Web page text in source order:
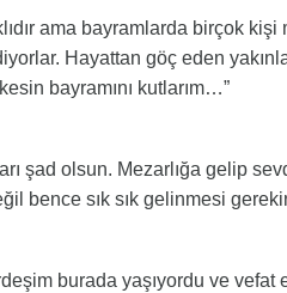
ama bayramlarda birçok kişi
Hayattan göç eden
bayramını kutlarım…”
şad olsun. Mezarlığa gelip
bence sık sık gelinmesi
burada yaşıyordu ve vefat